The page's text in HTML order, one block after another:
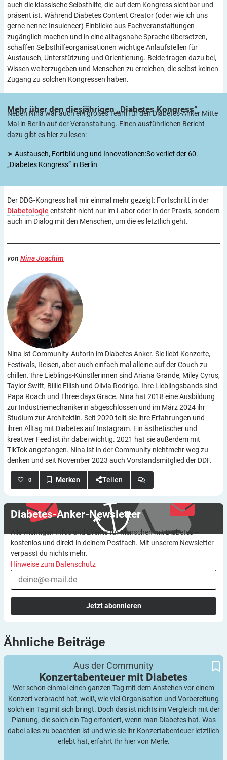
auch die klassische Selbsthilfe, die auf dem Kongress sichtbar und
präsent ist. Während Diabetes Content Creator (oder wie ich uns
gerne nenne: Insulencer) Einblicke aus Fachveranstaltungen
zugänglich machen und in eine alltagsnahe Sprache übersetzen,
schaffen Selbsthilfeorganisationen wichtige Anlaufstellen für
Austausch, Unterstützung und Orientierung. Beide tragen dazu bei,
Wissen weiterzugeben und Menschen zu erreichen, die selbst keinen
Zugang zu solchen Kongressen haben.
Mehr über den diesjährigen „DiabetesKongress“
Neben Nina war auch ein großes Team für den Diabetes-Anker Mitte
Mai in Berlin auf der Veranstaltung. Einen ausführlichen Bericht
dazu gibt es hier zu lesen:
➤ Austausch, Fortbildung und Innovationen:So verlief der 60.
„Diabetes Kongress“ in Berlin
Der DDG-Kongress hat mir einmal mehr gezeigt: Fortschritt in der
Diabetologie entsteht nicht nur im Labor oder in der Praxis, sondern
auch im Dialog mit den Menschen, um die es letztlich geht.
von Nina Joachim
Nina ist Community-Autorin im Diabetes Anker. Sie liebt Konzerte,
Festivals, Reisen, aber auch einfach mal alleine auf der Couch zu
chillen. Ihre Lieblings-Künstlerinnen sind Ariana Grande, Miley Cyrus,
Taylor Swift, Billie Eilish und Olivia Rodrigo. Ihre Lieblingsbands sind
Papa Roach und Three days Grace. Nina hat 2018 eine Ausbildung
zur Industriemechanikerin abgeschlossen und im März 2024 ihr
Studium zur Architektin. Seit 2020 teilt sie ihre Erfahrungen und
ihren Alltag mit Diabetes auf Instagram. Ein ästhetischer und
kreativer Feed ist ihr dabei wichtig. 2021 hat sie außerdem mit
TikTok angefangen. Nina ist in der Community nichtmehr weg zu
denken und seit November 2023 auch Vorstandsmitglied der DDF.
0 Teilen
Diabetes-Anker-Newsletter
Alle wichtigen Infos und Events für Menschen mit Diabetes –
kostenlos und direkt in deinem Postfach. Mit unserem Newsletter
verpasst du nichts mehr.
Hinweise zum Datenschutz
Jetzt abonnieren
Ähnliche Beiträge
Aus der Community
Konzertabenteuer mit Diabetes
Wer schon einmal einen ganzen Tag mit dem Anstehen vor einem
Konzert verbracht hat, weiß, wie viel Organisation und Vorbereitung
solch ein Tag mit sich bringt. Doch das ist nichts im Vergleich mit der
Planung, die solch ein Tag erfordert, wenn man Diabetes hat. Was
dabei alles zu beachten ist und wie sie ihr Konzertabenteuer letztlich
erlebt hat, erfahrt Ihr hier von Merle.